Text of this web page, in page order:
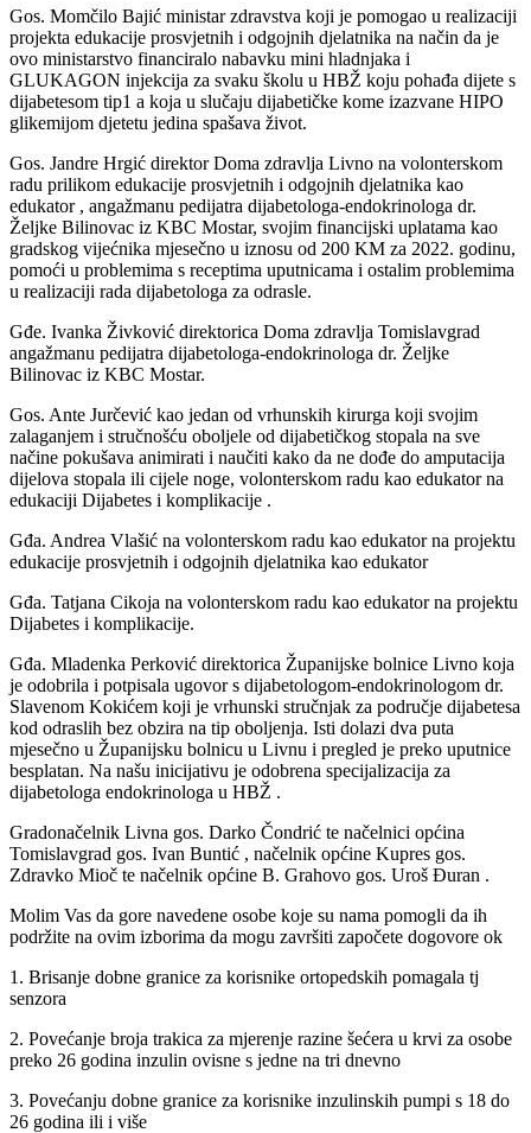
Gos. Momčilo Bajić ministar zdravstva koji je pomogao u realizaciji
projekta edukacije prosvjetnih i odgojnih djelatnika na način da je
ovo ministarstvo financiralo nabavku mini hladnjaka i
GLUKAGON injekcija za svaku školu u HBŽ koju pohađa dijete s
dijabetesom tip1 a koja u slučaju dijabetičke kome izazvane HIPO
glikemijom djetetu jedina spašava život.
Gos. Jandre Hrgić direktor Doma zdravlja Livno na volonterskom
radu prilikom edukacije prosvjetnih i odgojnih djelatnika kao
edukator , angažmanu pedijatra dijabetologa-endokrinologa dr.
Željke Bilinovac iz KBC Mostar, svojim financijski uplatama kao
gradskog vijećnika mjesečno u iznosu od 200 KM za 2022. godinu,
pomoći u problemima s receptima uputnicama i ostalim problemima
u realizaciji rada dijabetologa za odrasle.
Gđe. Ivanka Živković direktorica Doma zdravlja Tomislavgrad
angažmanu pedijatra dijabetologa-endokrinologa dr. Željke
Bilinovac iz KBC Mostar.
Gos. Ante Jurčević kao jedan od vrhunskih kirurga koji svojim
zalaganjem i stručnošću oboljele od dijabetičkog stopala na sve
načine pokušava animirati i naučiti kako da ne dođe do amputacija
dijelova stopala ili cijele noge, volonterskom radu kao edukator na
edukaciji Dijabetes i komplikacije .
Gđa. Andrea Vlašić na volonterskom radu kao edukator na projektu
edukacije prosvjetnih i odgojnih djelatnika kao edukator
Gđa. Tatjana Cikoja na volonterskom radu kao edukator na projektu
Dijabetes i komplikacije.
Gđa. Mladenka Perković direktorica Županijske bolnice Livno koja
je odobrila i potpisala ugovor s dijabetologom-endokrinologom dr.
Slavenom Kokićem koji je vrhunski stručnjak za područje dijabetesa
kod odraslih bez obzira na tip oboljenja. Isti dolazi dva puta
mjesečno u Županijsku bolnicu u Livnu i pregled je preko uputnice
besplatan. Na našu inicijativu je odobrena specijalizacija za
dijabetologa endokrinologa u HBŽ .
Gradonačelnik Livna gos. Darko Čondrić te načelnici općina
Tomislavgrad gos. Ivan Buntić , načelnik općine Kupres gos.
Zdravko Mioč te načelnik općine B. Grahovo gos. Uroš Đuran .
Molim Vas da gore navedene osobe koje su nama pomogli da ih
podržite na ovim izborima da mogu završiti započete dogovore ok
1. Brisanje dobne granice za korisnike ortopedskih pomagala tj
senzora
2. Povećanje broja trakica za mjerenje razine šećera u krvi za osobe
preko 26 godina inzulin ovisne s jedne na tri dnevno
3. Povećanju dobne granice za korisnike inzulinskih pumpi s 18 do
26 godina ili i više